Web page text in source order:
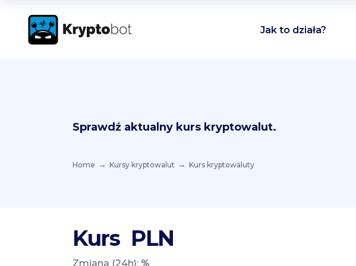
Jak to działa?
Sprawdź aktualny kurs kryptowalut.
Home Kursy kryptowalut Kurs kryptowaluty
Kurs PLN
Zmiana (24h): %